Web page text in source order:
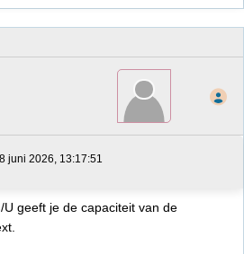
juni 2026, 13:17:51
geeft je de capaciteit van de